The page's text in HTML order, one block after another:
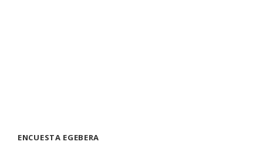
ENCUESTA EGEBERA